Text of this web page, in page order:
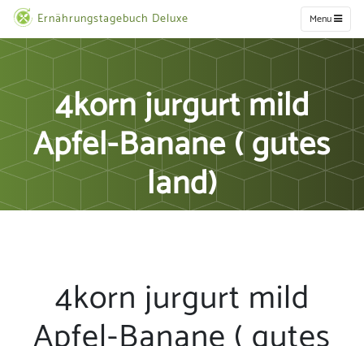
Ernährungstagebuch Deluxe Menu
4korn jurgurt mild
Apfel-Banane ( gutes
land)
4korn jurgurt mild